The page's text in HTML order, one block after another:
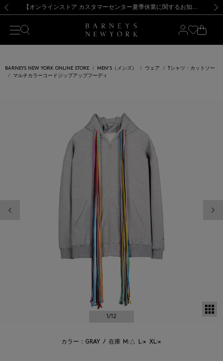
新規登録のお客様も対象！＜MY BARNEYS＞会員のお客様は11,000円（税込）以上のお買上げで常時送料無料！お買い物の際は会員登録を！
【夏季休業に伴う出荷一時停止のお知らせ】(2026.8.7) 【オンラインストア カスタマーセンター夏季休業に関するお知らせ】（2026.8.7）
【夏季休業に伴う返品・交換承り一時停止のお知らせ】（2026.8.5）
熊本県を中心とした地震の影響によるお荷物のお届けについて
【開催中】SUMMER SALEのご案内・ご注意事項 新規登録のお客様も対象！＜MY BARNEYS＞会員のお客様は11,000円（税込）以上のお買上げで常時送料無料！お買い物の際は会員登録を！
【夏季休業に伴う出荷一時停止のお知らせ】(2026.8.7)
BARNEYS NEW YORK ONLINE STORE MEN'S（メンズ） ウェア
Tシャツ・カットソー
マルチカラーコードジップアップフーディ
1/12
カラー：GRAY / 在庫 M:△ L:× XL:×